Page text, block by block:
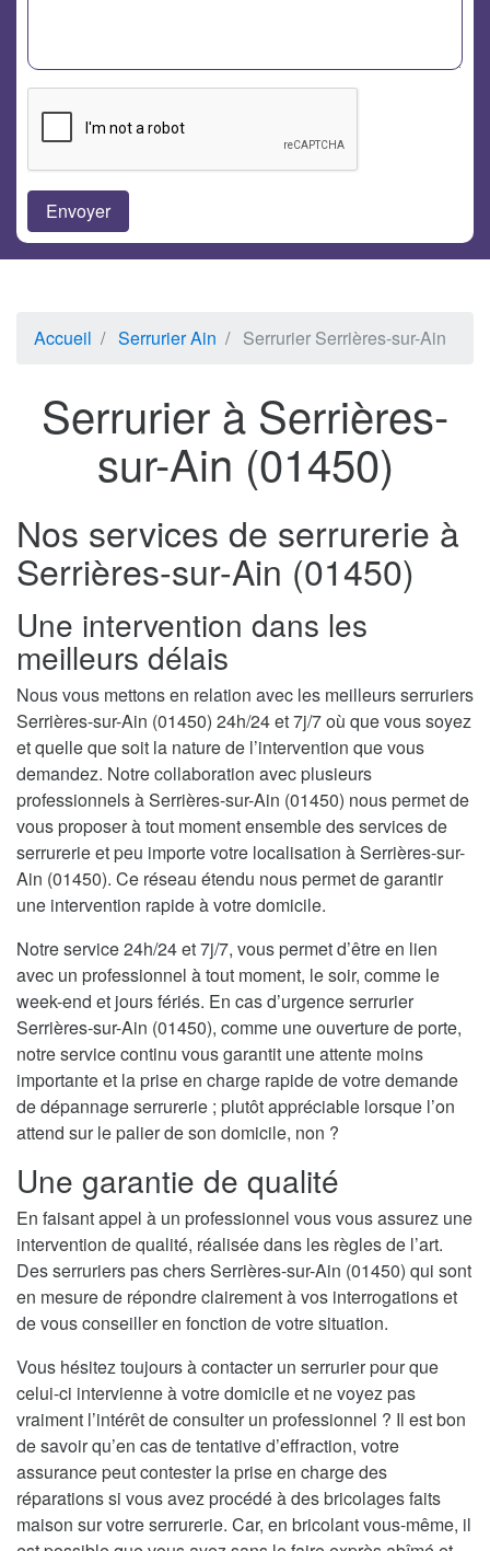
Accueil Serrurier Ain Serrurier Serrières-sur-Ain
Serrurier à Serrières-
sur-Ain (01450)
Nos services de serrurerie à
Serrières-sur-Ain (01450)
Une intervention dans les
meilleurs délais
Nous vous mettons en relation avec les meilleurs serruriers
Serrières-sur-Ain (01450) 24h/24 et 7j/7 où que vous soyez
et quelle que soit la nature de l’intervention que vous
demandez. Notre collaboration avec plusieurs
professionnels à Serrières-sur-Ain (01450) nous permet de
vous proposer à tout moment ensemble des services de
serrurerie et peu importe votre localisation à Serrières-sur-
Ain (01450). Ce réseau étendu nous permet de garantir
une intervention rapide à votre domicile.
Notre service 24h/24 et 7j/7, vous permet d’être en lien
avec un professionnel à tout moment, le soir, comme le
week-end et jours fériés. En cas d’urgence serrurier
Serrières-sur-Ain (01450), comme une ouverture de porte,
notre service continu vous garantit une attente moins
importante et la prise en charge rapide de votre demande
de dépannage serrurerie ; plutôt appréciable lorsque l’on
attend sur le palier de son domicile, non ?
Une garantie de qualité
En faisant appel à un professionnel vous vous assurez une
intervention de qualité, réalisée dans les règles de l’art.
Des serruriers pas chers Serrières-sur-Ain (01450) qui sont
en mesure de répondre clairement à vos interrogations et
de vous conseiller en fonction de votre situation.
Vous hésitez toujours à contacter un serrurier pour que
celui-ci intervienne à votre domicile et ne voyez pas
vraiment l’intérêt de consulter un professionnel ? Il est bon
de savoir qu’en cas de tentative d’effraction, votre
assurance peut contester la prise en charge des
réparations si vous avez procédé à des bricolages faits
maison sur votre serrurerie. Car, en bricolant vous-même, il